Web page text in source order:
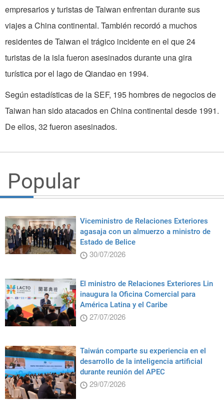
empresarios y turistas de Taiwan enfrentan durante sus
viajes a China continental. También recordó a muchos
residentes de Taiwan el trágico incidente en el que 24
turistas de la isla fueron asesinados durante una gira
turística por el lago de Qiandao en 1994.
Según estadísticas de la SEF, 195 hombres de negocios de
Taiwan han sido atacados en China continental desde 1991.
De ellos, 32 fueron asesinados.
Popular
Viceministro de Relaciones Exteriores
agasaja con un almuerzo a ministro de
Estado de Belice
30/07/2026
El ministro de Relaciones Exteriores Lin
inaugura la Oficina Comercial para
América Latina y el Caribe
27/07/2026
Taiwán comparte su experiencia en el
desarrollo de la inteligencia artificial
durante reunión del APEC
29/07/2026